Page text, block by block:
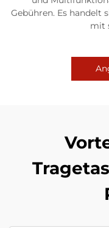
Gebühren. Es handelt
mit